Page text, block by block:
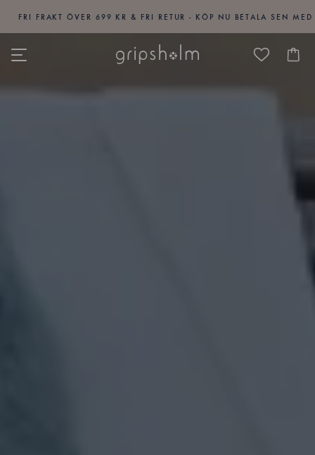
FRAKT ÖVER 699 KR & FRI RETUR - KÖP NU BETALA SEN MED